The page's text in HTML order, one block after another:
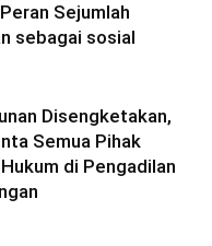
Sejumlah
sebagai sosial
Disengketakan,
Semua Pihak
di Pengadilan